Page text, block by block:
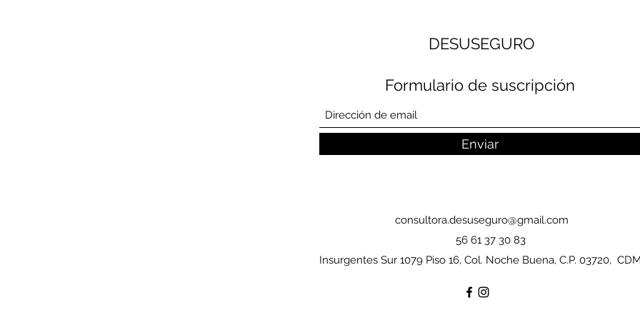
DESUSEGURO
Formulario de suscripción
Enviar
consultora.desuseguro@gmail.com
56 61 37 30 83
Insurgentes Sur 1079 Piso 16, Col. Noche Buena, C.P. 03720,